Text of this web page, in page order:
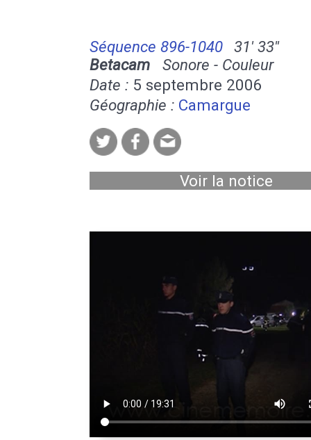
Séquence 896-1040
31' 33''
Betacam Sonore - Couleur
Date : 5 septembre 2006
Géographie : Camargue
Voir la notice